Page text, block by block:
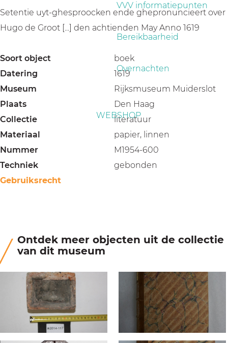
VVV informatiepunten
Bereikbaarheid
Overnachten
WEBSHOP
Setentie uyt-ghesproocken ende ghepronuncieert over
Hugo de Groot [...] den achtienden May Anno 1619
Soort object
boek
Datering
1619
Museum
Rijksmuseum Muiderslot
Plaats
Den Haag
Collectie
literatuur
Materiaal
papier, linnen
Nummer
M1954-600
Techniek
gebonden
Gebruiksrecht
Ontdek meer objecten uit de collectie
van dit museum